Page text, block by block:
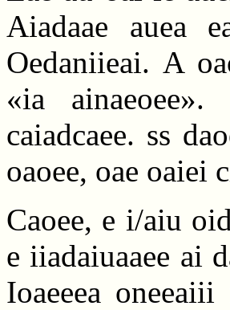
Aiadaae auea
Oedaniieai. A
«ia
caiadcaee. ss
oaoee, oae oaiei
Caoee, e i/aiu
e iiadaiuaaee ai
Ioaeeea